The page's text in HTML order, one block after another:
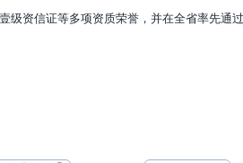
级资信证等多项资质荣誉，并在全省率先通过